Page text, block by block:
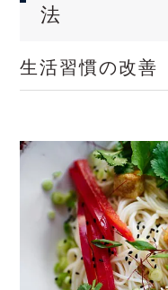
法
生活習慣の改善